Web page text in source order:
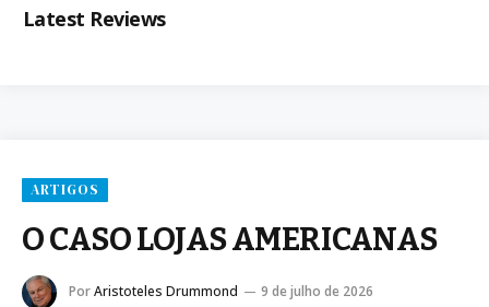
Latest Reviews
ARTIGOS
O CASO LOJAS AMERICANAS
PorAristoteles Drummond
9 de julho de 2026